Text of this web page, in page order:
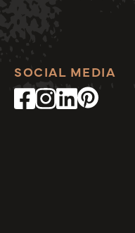
SOCIAL MEDIA